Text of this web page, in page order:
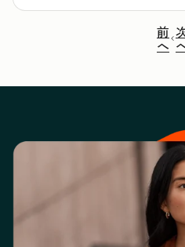
前
へ